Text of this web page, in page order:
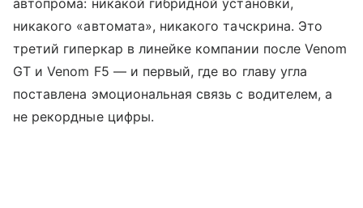
никакого «автомата», никакого тачскрина. Это
третий гиперкар в линейке компании после Venom
GT и Venom F5 — и первый, где во главу угла
поставлена эмоциональная связь с водителем, а
не рекордные цифры.